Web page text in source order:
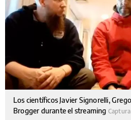
Los científicos Javier Signorelli,
Brogger durante el streaming